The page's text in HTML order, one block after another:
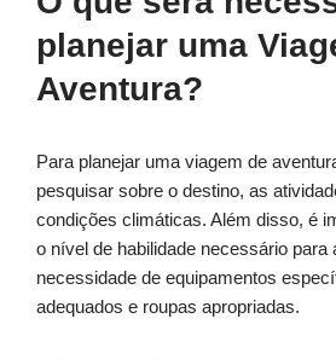
planejar uma
Aventura?
Para planejar uma viagem de
pesquisar sobre o destino, as
condições climáticas. Além disso, é
o nível de habilidade necessário para
necessidade de equipamentos
adequados e roupas apropriadas.